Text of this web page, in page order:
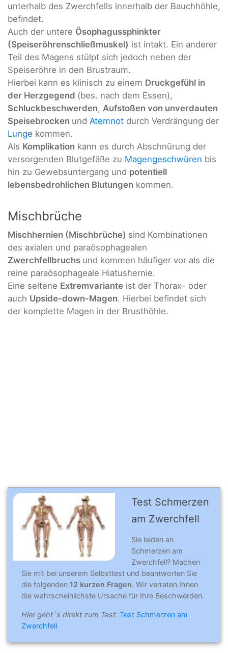
unterhalb des Zwerchfells innerhalb der Bauchhöhle,
befindet.
Auch der untere Ösophagussphinkter
(Speiseröhrenschließmuskel) ist intakt. Ein anderer
Teil des Magens stülpt sich jedoch neben der
Speiseröhre in den Brustraum.
Hierbei kann es klinisch zu einem Druckgefühl in
der Herzgegend (bes. nach dem Essen),
Schluckbeschwerden, Aufstoßen von unverdauten
Speisebrocken und Atemnot durch Verdrängung der
Lunge kommen.
Als Komplikation kann es durch Abschnürung der
versorgenden Blutgefäße zu Magengeschwüren bis
hin zu Gewebsuntergang und potentiell
lebensbedrohlichen Blutungen kommen.
Mischbrüche
Mischhernien (Mischbrüche) sind Kombinationen
des axialen und paraösophagealen
Zwerchfellbruchs und kommen häufiger vor als die
reine paraösophageale Hiatushernie.
Eine seltene Extremvariante ist der Thorax- oder
auch Upside-down-Magen. Hierbei befindet sich
der komplette Magen in der Brusthöhle.
Test Schmerzen
am Zwerchfell
Sie leiden an
Schmerzen am
Zwerchfell? Machen
Sie mit bei unserem Selbsttest und beantworten Sie
die folgenden 12 kurzen Fragen. Wir verraten Ihnen
die wahrscheinlichste Ursache für Ihre Beschwerden.
Hier geht´s direkt zum Test: Test Schmerzen am
Zwerchfell